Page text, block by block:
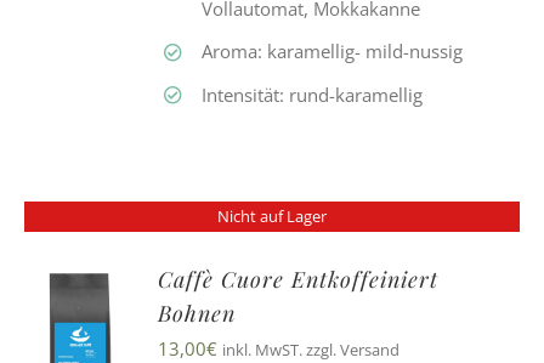
Vollautomat, Mokkakanne
Aroma: karamellig- mild-nussig
Intensität: rund-karamellig
Nicht auf Lager
Caffè Cuore Entkoffeiniert
Bohnen
13,00€ inkl. MwST. zzgl. Versand